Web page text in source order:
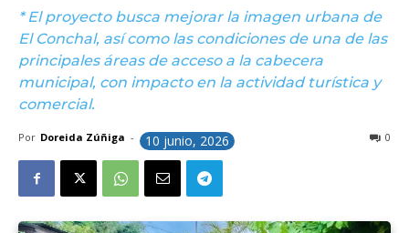
* El proyecto busca mejorar la imagen urbana de
El Conchal, así como las condiciones de una de las
principales áreas de acceso a la cabecera
municipal, con impacto en la actividad turística y
comercial.
Por Doreida Zúñiga - 10 junio, 2026 0